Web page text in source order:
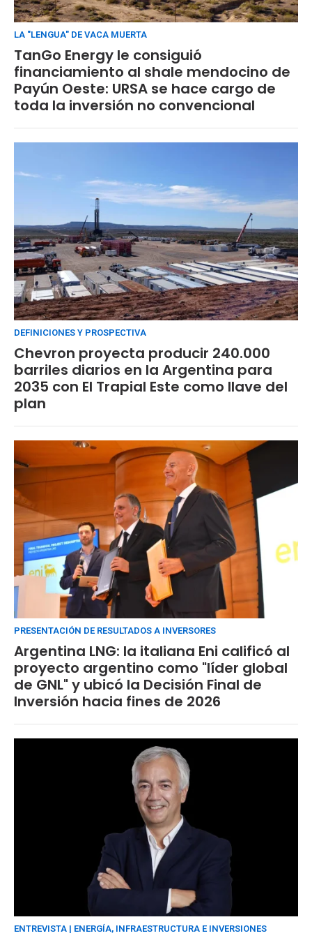
LA "LENGUA" DE VACA MUERTA
TanGo Energy le consiguió
financiamiento al shale mendocino de
Payún Oeste: URSA se hace cargo de
toda la inversión no convencional
DEFINICIONES Y PROSPECTIVA
Chevron proyecta producir 240.000
barriles diarios en la Argentina para
2035 con El Trapial Este como llave del
plan
PRESENTACIÓN DE RESULTADOS A INVERSORES
Argentina LNG: la italiana Eni calificó al
proyecto argentino como "líder global
de GNL" y ubicó la Decisión Final de
Inversión hacia fines de 2026
ENTREVISTA | ENERGÍA, INFRAESTRUCTURA E INVERSIONES